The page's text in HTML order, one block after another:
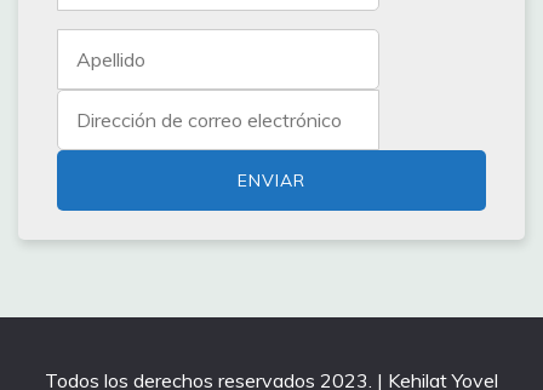
Todos los derechos reservados 2023. | Kehilat Yovel